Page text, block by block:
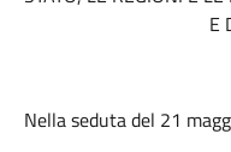
E
Nella seduta del 21